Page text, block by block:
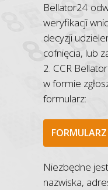
Bellator24
weryfikacji
decyzji
cofnięcia, lub
2. CCR
w formie
formularz:
Niezbędne
nazwiska,